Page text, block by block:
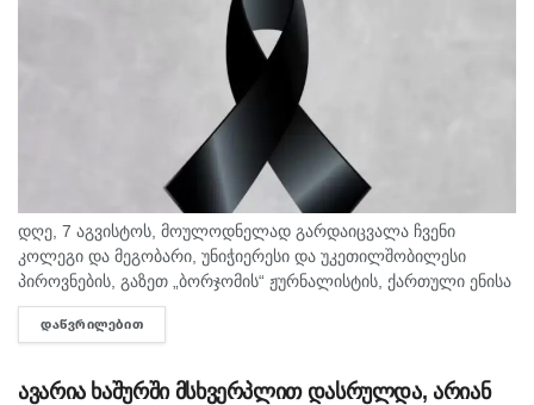
დღე, 7 აგვისტოს, მოულოდნელად გარდაიცვალა ჩვენი
კოლეგი და მეგობარი, უნიჭიერესი და უკეთილშობილესი
პიროვნების, გაზეთ „ბორჯომის“ ჟურნალისტის, ქართული ენისა
და ლიტერატურის პედაგოგი მონიკა ჭანტურია. "მეგა ტვ"
უდიდეს მწუხარებას გამოვხატავს მონიკა ჭანტურიას
ᲓᲐᲬᲕᲠᲘᲚᲔᲑᲘᲗ
ავარია ხაშურში მსხვერპლით დასრულდა, არიან